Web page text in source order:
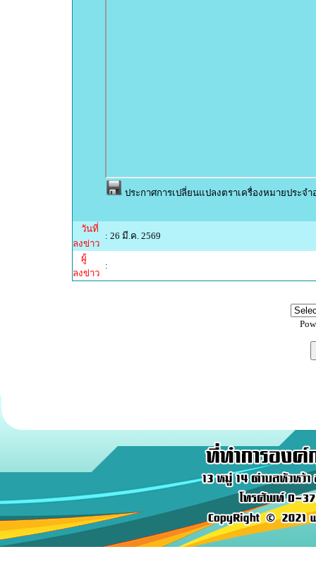
ประกาศการเปลี่ยนแปลงตราเครื่องหมายประจ
วันที่
ลงข่าว
: 26 มี.ค. 2569
ผู้
ลงข่าว
: